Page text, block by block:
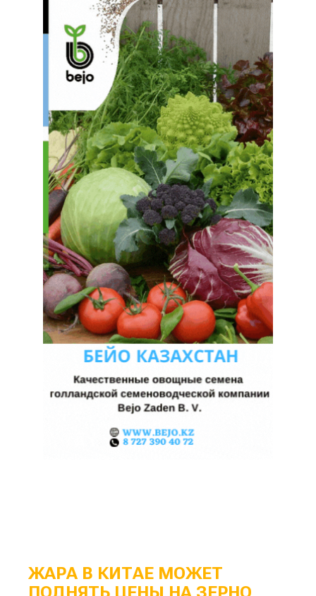
ЖАРА В КИТАЕ МОЖЕТ